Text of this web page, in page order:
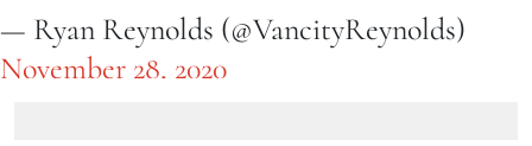
— Ryan Reynolds (@VancityReynolds)
November 28, 2020